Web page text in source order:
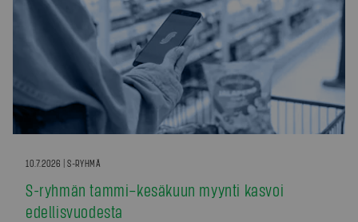
10.7.2026 | S-RYHMÄ
S-ryhmän tammi–kesäkuun myynti kasvoi
edellisvuodesta